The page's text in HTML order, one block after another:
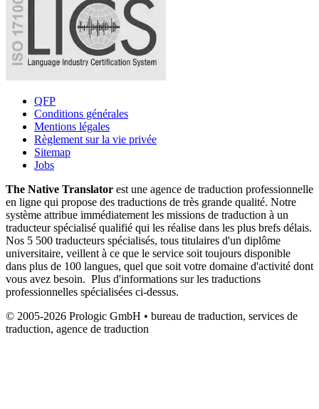
QFP
Conditions générales
Mentions légales
Règlement sur la vie privée
Sitemap
Jobs
The Native Translator est une agence de traduction professionnelle
en ligne qui propose des traductions de très grande qualité. Notre
système attribue immédiatement les missions de traduction à un
traducteur spécialisé qualifié qui les réalise dans les plus brefs délais.
Nos 5 500 traducteurs spécialisés, tous titulaires d'un diplôme
universitaire, veillent à ce que le service soit toujours disponible
dans plus de 100 langues, quel que soit votre domaine d'activité dont
vous avez besoin. Plus d'informations sur les traductions
professionnelles spécialisées ci-dessus.
© 2005-2026 Prologic GmbH • bureau de traduction, services de
traduction, agence de traduction